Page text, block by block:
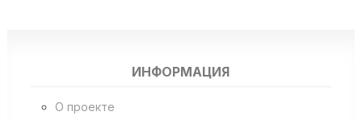
ИНФОРМАЦИЯ
О проекте